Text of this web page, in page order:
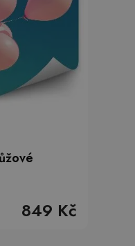
849 Kč